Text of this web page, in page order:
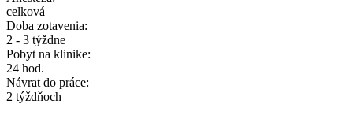
celková
Doba zotavenia:
2 - 3 týždne
Pobyt na klinike:
24 hod.
Návrat do práce:
2 týždňoch